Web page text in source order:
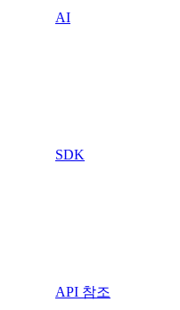
AI
SDK
API 참조